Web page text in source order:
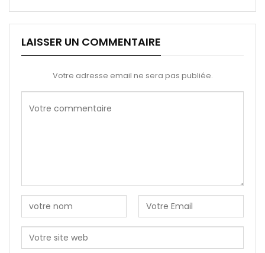
LAISSER UN COMMENTAIRE
Votre adresse email ne sera pas publiée.